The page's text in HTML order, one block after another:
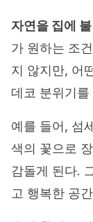
자연을 집에
가 원하는 조
지 않지만, 어
데코 분위기
예를 들어, 섬
색의 꽃으로
감돌게 된다.
고 행복한 공